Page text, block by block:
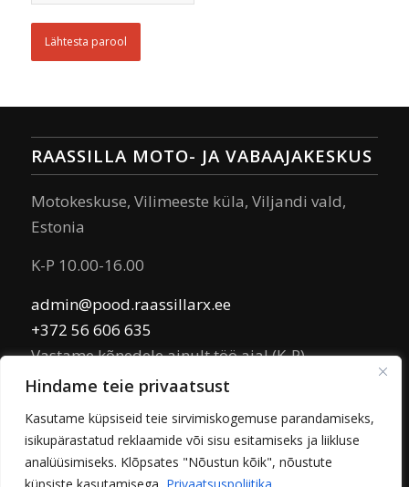
Hindame teie privaatsust
Kasutame küpsiseid teie sirvimiskogemuse parandamiseks,
isikupärastatud reklaamide või sisu esitamiseks ja liikluse
analüüsimiseks. Klõpsates "Nõustun kõik", nõustute
Lähtesta parool
RAASSILLA MOTO- JA VABAAJAKESKUS
Motokeskuse, Vilimeeste küla, Viljandi vald,
Estonia
K-P 10.00-16.00
admin@pood.raassillarx.ee
+372 56 606 635
Vastame kõnedele ainult töö ajal (K-P)
TARVASTU MOTOKLUBI MTÜ
EE551010220238642220